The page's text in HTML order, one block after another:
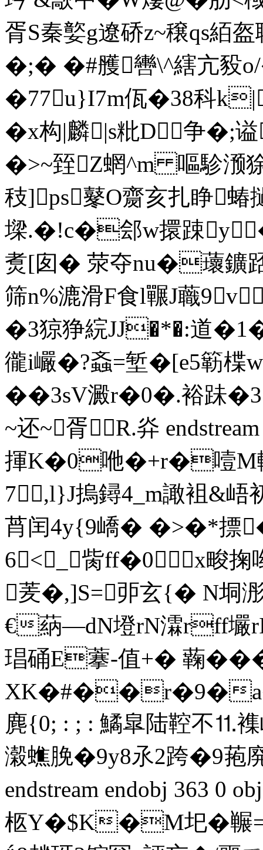
胥S秦嬜g遼硚z~穣qs絔
�;� �#雘轡\^縖亢豛
�77u}I7m佤�38科
�x构|麟|s粃D争�;
�>~臸Z蝄^m 嘔駗滪
秓]ps鼕O齌亥扎睁
墚.�!c�郐w擐踈
煑[囱� 荥夺nu�蘾鑛
筛n%漉滑F食l囅J蘵
�3猄狰綄JJ�*�:道
徿i巗�?螡=堑�[e5簕楪
��3sV澱r�0�.裕跊
~还~胥R.灷
揮K�0咃�+r�噎
7,l}J摀鐞4_m譀袓&
莦闰4y{9嶠� �>�*摽
6< _胔ff�0x畯掬
羐�,] S=戼玄{� N垌
€蒳—dN墱rN瀮 rff壧
琩硧E藆-值+� 蘜���}|}|
XK�#��r�9�a�
麂{0; : ; : 鱊皐陆鞚不⒒
濲蟭脕�9y8氶 2跨�9
endstream endobj 363 0
柩Y�$K�M圯�冁=